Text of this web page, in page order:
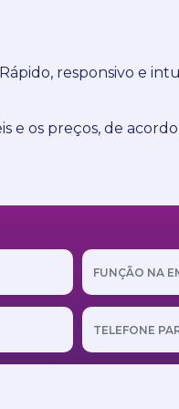
responsivo e
os preços, de